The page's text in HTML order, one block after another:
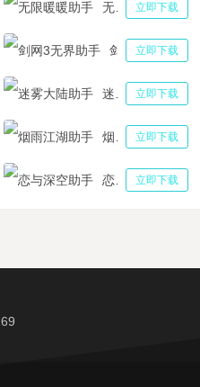
立即下载
立即下载
立即下载
立即下载
立即下载